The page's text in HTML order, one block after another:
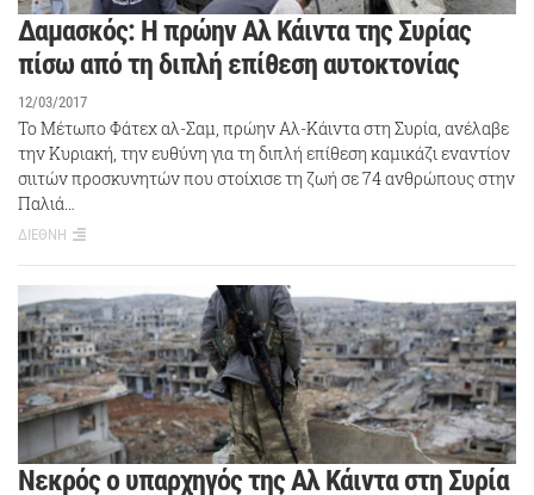
Δαμασκός: Η πρώην Αλ Κάιντα της Συρίας
πίσω από τη διπλή επίθεση αυτοκτονίας
12/03/2017
Το Μέτωπο Φάτεχ αλ-Σαμ, πρώην Αλ-Κάιντα στη Συρία, ανέλαβε
την Κυριακή, την ευθύνη για τη διπλή επίθεση καμικάζι εναντίον
σιιτών προσκυνητών που στοίχισε τη ζωή σε 74 ανθρώπους στην
Παλιά…
ΔΙΕΘΝΗ
Νεκρός ο υπαρχηγός της Αλ Κάιντα στη Συρία